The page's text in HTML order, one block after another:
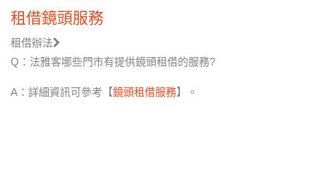
租借鏡頭服務
租借辦法
Q：法雅客哪些門市有提供鏡頭租借的服務?
A：詳細資訊可參考【鏡頭租借服務】。